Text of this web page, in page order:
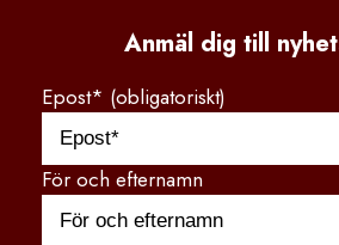
Anmäl dig till
Epost* (obligatoriskt)
För och efternamn